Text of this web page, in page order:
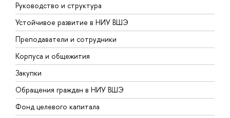
Руководство и структура
Устойчивое развитие в НИУ ВШЭ
Преподаватели и сотрудники
Корпуса и общежития
Закупки
Обращения граждан в НИУ ВШЭ
Фонд целевого капитала